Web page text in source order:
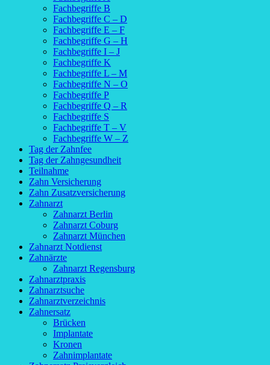
Fachbegriffe B
Fachbegriffe C – D
Fachbegriffe E – F
Fachbegriffe G – H
Fachbegriffe I – J
Fachbegriffe K
Fachbegriffe L – M
Fachbegriffe N – O
Fachbegriffe P
Fachbegriffe Q – R
Fachbegriffe S
Fachbegriffe T – V
Fachbegriffe W – Z
Tag der Zahnfee
Tag der Zahngesundheit
Teilnahme
Zahn Versicherung
Zahn Zusatzversicherung
Zahnarzt
Zahnarzt Berlin
Zahnarzt Coburg
Zahnarzt München
Zahnarzt Notdienst
Zahnärzte
Zahnarzt Regensburg
Zahnarztpraxis
Zahnarztsuche
Zahnarztverzeichnis
Zahnersatz
Brücken
Implantate
Kronen
Zahnimplantate